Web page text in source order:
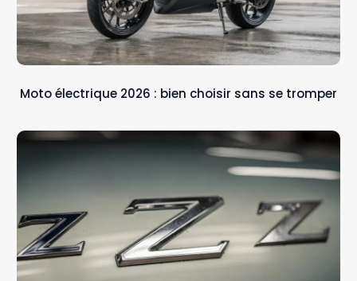
Moto électrique 2026 : bien choisir sans se tromper